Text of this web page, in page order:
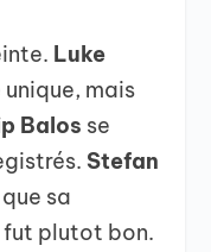
Luke
mais
Balos se
Stefan
sa
fut plutot bon.